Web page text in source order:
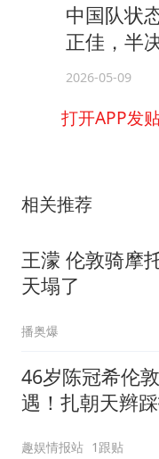
中国队状
正佳，半
2026-05-09
打开APP发
相关推荐
王濛 伦敦骑摩
天塌了
播奥爆
46岁陈冠希伦
遇！扎朝天辫
趣娱情报站 1跟贴